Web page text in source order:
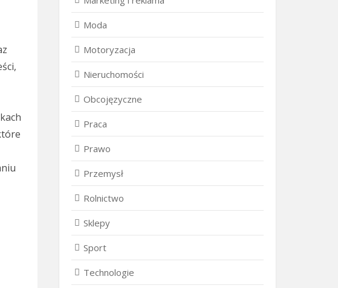
Moda
Motoryzacja
Nieruchomości
Obcojęzyczne
Praca
Prawo
Przemysł
Rolnictwo
Sklepy
Sport
Technologie